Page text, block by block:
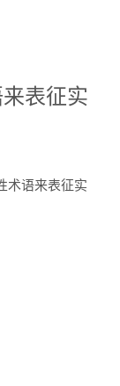
表征实
术语来表征实